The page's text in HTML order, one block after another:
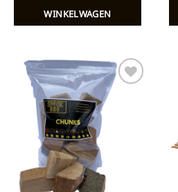
WINKELWAGEN
Toevoegen
verlanglijst